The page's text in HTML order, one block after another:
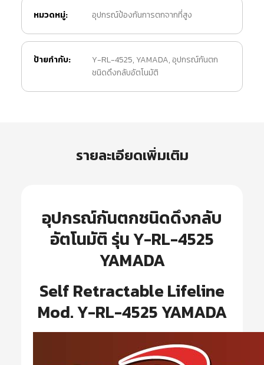
หมวดหมู่: อุปกรณ์ป้องกันการตกจากที่สูง
ป้ายกำกับ: Y-RL-4525, YAMADA, อุปกรณ์กันตก
ชนิดดึงกลับอัตโนมัติ
รายละเอียดเพิ่มเติม
อุปกรณ์กันตกชนิดดึงกลับ
อัตโนมัติ รุ่น Y-RL-4525
YAMADA
Self Retractable Lifeline
Mod. Y-RL-4525 YAMADA